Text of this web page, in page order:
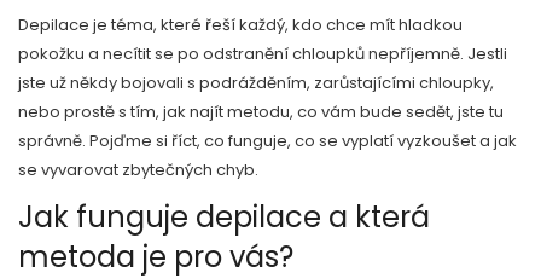
Depilace je téma, které řeší každý, kdo chce mít hladkou
pokožku a necítit se po odstranění chloupků nepříjemně. Jestli
jste už někdy bojovali s podrážděním, zarůstajícími chloupky,
nebo prostě s tím, jak najít metodu, co vám bude sedět, jste tu
správně. Pojďme si říct, co funguje, co se vyplatí vyzkoušet a jak
se vyvarovat zbytečných chyb.
Jak funguje depilace a která
metoda je pro vás?